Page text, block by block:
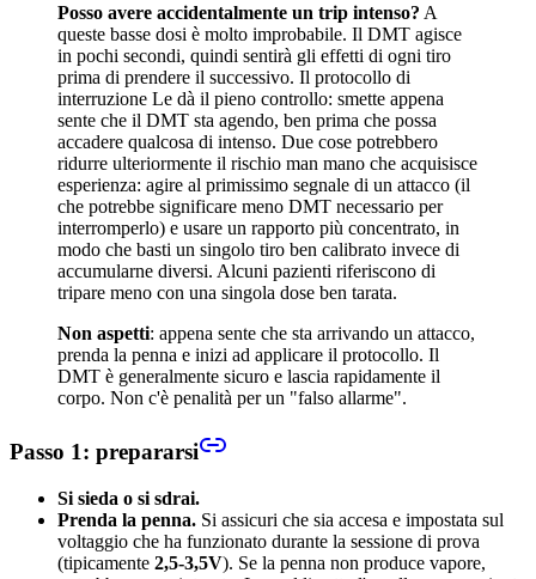
Posso avere accidentalmente un trip intenso? A
queste basse dosi è molto improbabile. Il DMT agisce
in pochi secondi, quindi sentirà gli effetti di ogni tiro
prima di prendere il successivo. Il protocollo di
interruzione Le dà il pieno controllo: smette appena
sente che il DMT sta agendo, ben prima che possa
accadere qualcosa di intenso. Due cose potrebbero
ridurre ulteriormente il rischio man mano che acquisisce
esperienza: agire al primissimo segnale di un attacco (il
che potrebbe significare meno DMT necessario per
interromperlo) e usare un rapporto più concentrato, in
modo che basti un singolo tiro ben calibrato invece di
accumularne diversi. Alcuni pazienti riferiscono di
tripare meno con una singola dose ben tarata.
Non aspetti: appena sente che sta arrivando un attacco,
prenda la penna e inizi ad applicare il protocollo. Il
DMT è generalmente sicuro e lascia rapidamente il
corpo. Non c'è penalità per un "falso allarme".
Passo 1: prepararsi
Si sieda o si sdrai.
Prenda la penna. Si assicuri che sia accesa e impostata sul
voltaggio che ha funzionato durante la sessione di prova
(tipicamente 2,5-3,5V). Se la penna non produce vapore,